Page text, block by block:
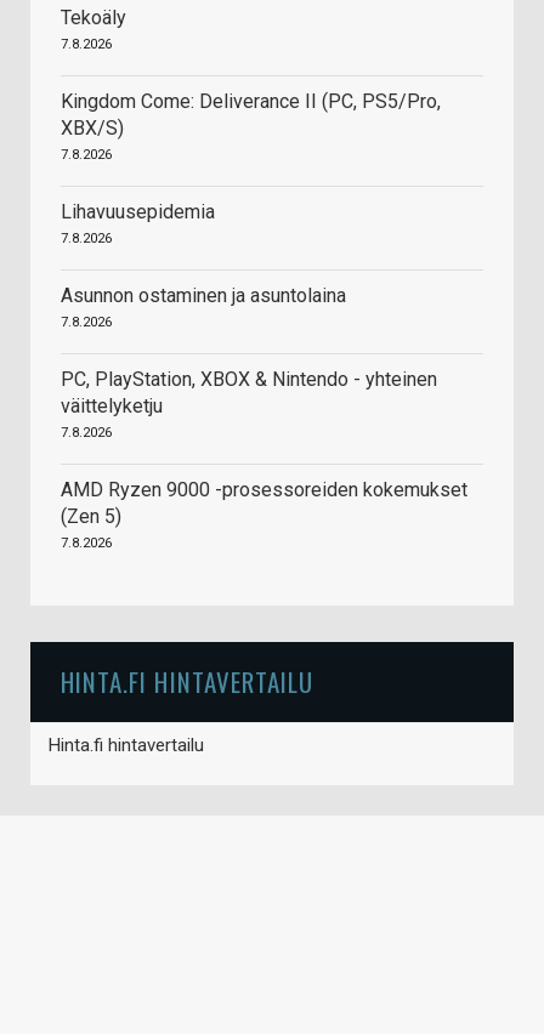
Tekoäly
7.8.2026
Kingdom Come: Deliverance II (PC, PS5/Pro,
XBX/S)
7.8.2026
Lihavuusepidemia
7.8.2026
Asunnon ostaminen ja asuntolaina
7.8.2026
PC, PlayStation, XBOX & Nintendo - yhteinen
väittelyketju
7.8.2026
AMD Ryzen 9000 -prosessoreiden kokemukset
(Zen 5)
7.8.2026
HINTA.FI HINTAVERTAILU
Hinta.fi hintavertailu